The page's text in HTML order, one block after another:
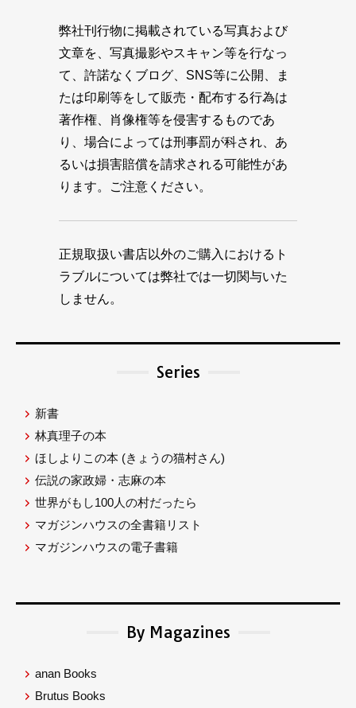
弊社刊行物に掲載されている写真および
文章を、写真撮影やスキャン等を行なっ
て、許諾なくブログ、SNS等に公開、ま
たは印刷等をして販売・配布する行為は
著作権、肖像権等を侵害するものであ
り、場合によっては刑事罰が科され、あ
るいは損害賠償を請求される可能性があ
ります。ご注意ください。
正規取扱い書店以外のご購入におけるト
ラブルについては弊社では一切関与いた
しません。
Series
新書
林真理子の本
ほしよりこの本 (きょうの猫村さん)
伝説の家政婦・志麻の本
世界がもし100人の村だったら
マガジンハウスの全書籍リスト
マガジンハウスの電子書籍
By Magazines
anan Books
Brutus Books